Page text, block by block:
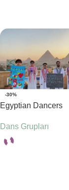
-30%
Egyptian Dancers
Dans Grupları